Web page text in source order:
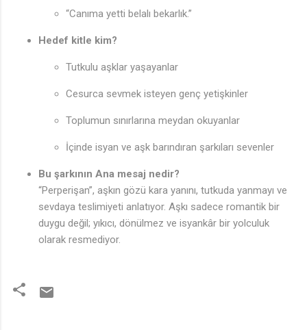
“Canıma yetti belalı bekarlık.”
Hedef kitle kim?
Tutkulu aşklar yaşayanlar
Cesurca sevmek isteyen genç yetişkinler
Toplumun sınırlarına meydan okuyanlar
İçinde isyan ve aşk barındıran şarkıları sevenler
Bu şarkının Ana mesaj nedir?
“Perperişan”, aşkın gözü kara yanını, tutkuda yanmayı ve
sevdaya teslimiyeti anlatıyor. Aşkı sadece romantik bir
duygu değil; yıkıcı, dönülmez ve isyankâr bir yolculuk
olarak resmediyor.
♩